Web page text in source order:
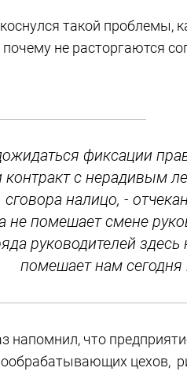
такой проблемы,
не расторгаются
фиксации
контракт с нерадивым
сговора налицо, -
не помешает смене
руководителей
помешает нам
напомнил, что
цехов,